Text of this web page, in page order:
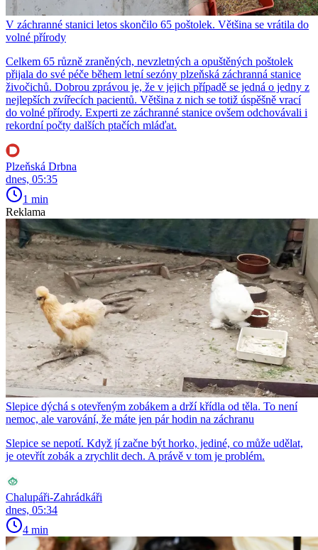
V záchranné stanici letos skončilo 65 poštolek. Většina se vrátila do
volné přírody
Celkem 65 různě zraněných, nevzletných a opuštěných poštolek
přijala do své péče během letní sezóny plzeňská záchranná stanice
živočichů. Dobrou zprávou je, že v jejich případě se jedná o jedny z
nejlepších zvířecích pacientů. Většina z nich se totiž úspěšně vrací
do volné přírody. Experti ze záchranné stanice ovšem odchovávali i
rekordní počty dalších ptačích mláďat.
Plzeňská Drbna
dnes, 05:35
1 min
Reklama
Slepice dýchá s otevřeným zobákem a drží křídla od těla. To není
nemoc, ale varování, že máte jen pár hodin na záchranu
Slepice se nepotí. Když jí začne být horko, jediné, co může udělat,
je otevřít zobák a zrychlit dech. A právě v tom je problém.
Chalupáři-Zahrádkáři
dnes, 05:34
4 min